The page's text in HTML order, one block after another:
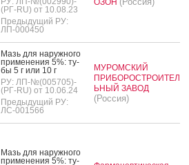
(РГ-RU) от 10.08.23
Предыдущий РУ:
ЛП-000450
Мазь для на­руж­но­го
при­мене­ния 5%: ту­
бы 5 г или 10 г
РУ: ЛП-№(005705)-
(РГ-RU) от 10.06.24
Предыдущий РУ:
ЛС-001566
МУРОМСКИЙ
ПРИБОРОСТРОИТЕЛ
ЬНЫЙ ЗАВОД
(Россия)
Мазь для на­руж­но­го
при­мене­ния 5%: ту­